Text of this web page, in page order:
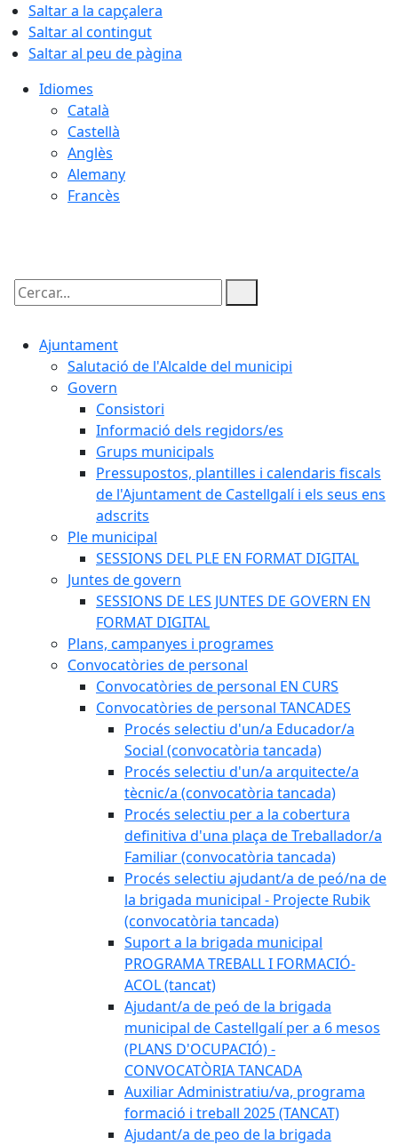
Saltar a la capçalera
Saltar al contingut
Saltar al peu de pàgina
Idiomes
Català
Castellà
Anglès
Alemany
Francès
Cercar:
Ajuntament
Salutació de l'Alcalde del municipi
Govern
Consistori
Informació dels regidors/es
Grups municipals
Pressupostos, plantilles i calendaris fiscals
de l'Ajuntament de Castellgalí i els seus ens
adscrits
Ple municipal
SESSIONS DEL PLE EN FORMAT DIGITAL
Juntes de govern
SESSIONS DE LES JUNTES DE GOVERN EN
FORMAT DIGITAL
Plans, campanyes i programes
Convocatòries de personal
Convocatòries de personal EN CURS
Convocatòries de personal TANCADES
Procés selectiu d'un/a Educador/a
Social (convocatòria tancada)
Procés selectiu d'un/a arquitecte/a
tècnic/a (convocatòria tancada)
Procés selectiu per a la cobertura
definitiva d'una plaça de Treballador/a
Familiar (convocatòria tancada)
Procés selectiu ajudant/a de peó/na de
la brigada municipal - Projecte Rubik
(convocatòria tancada)
Suport a la brigada municipal
PROGRAMA TREBALL I FORMACIÓ-
ACOL (tancat)
Ajudant/a de peó de la brigada
municipal de Castellgalí per a 6 mesos
(PLANS D'OCUPACIÓ) -
CONVOCATÒRIA TANCADA
Auxiliar Administratiu/va, programa
formació i treball 2025 (TANCAT)
Ajudant/a de peo de la brigada